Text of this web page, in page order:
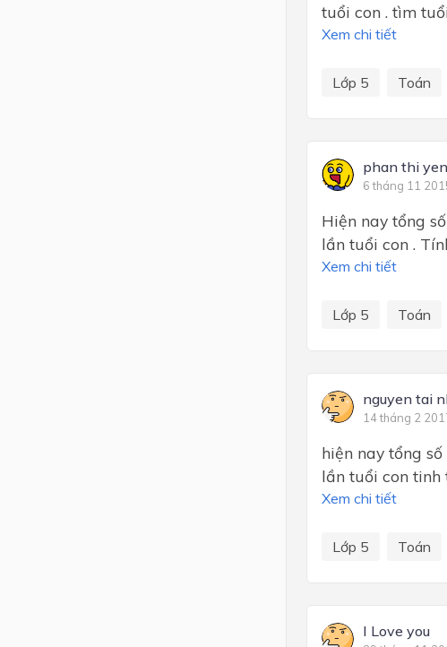
tuổi con . tìm
Xem chi tiết
Lớp 5 Toán
phan thi
6 tháng 11
Hiện nay tổng
lần tuổi con .
Xem chi tiết
Lớp 5 Toán
nguyen tai
14 tháng 2
hiện nay tổng
lần tuổi con tinh
Xem chi tiết
Lớp 5 Toán
I Love you